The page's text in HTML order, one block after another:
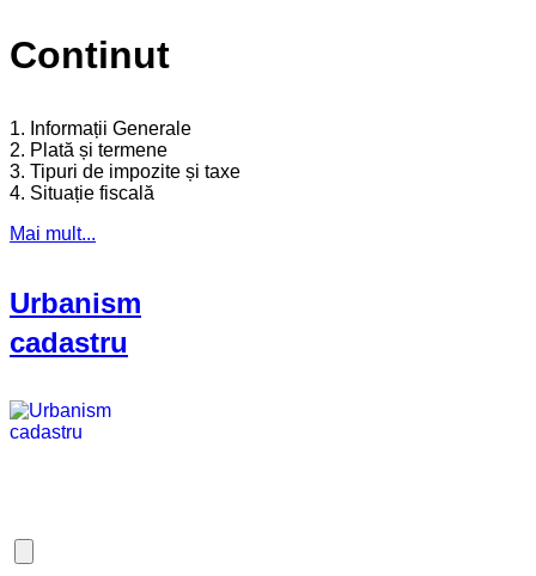
Continut
1. Informații Generale
2. Plată și termene
3. Tipuri de impozite și taxe
4. Situație fiscală
Mai mult...
Urbanism
cadastru